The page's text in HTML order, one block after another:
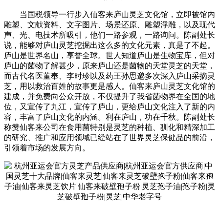
当国税领导一行步入仙客来庐山灵芝文化馆，立即被馆内
雕塑、文献资料、文字图片、场景还原、雕塑浮雕，以及现代
声、光、电技术所吸引，他们一路参观，一路询问。陈副处长
说，能够对庐山灵芝挖掘出这么多的文化元素，真是了不起。
庐山是世界名山，享誉全球。世人知道庐山是生物宝库，但对
庐山的菌物了解甚少，原来庐山还是菌物的天堂灵芝的天堂，
而古代名医董奉、李时珍以及药王孙思邈多次深入庐山采摘灵
芝，用以救治百姓的故事更是感人。仙客来庐山灵芝文化馆的
建成，并免费向公众开放，不仅提升了我省菌物界在全国的地
位，又宣传了九江，宣传了庐山，更给庐山文化注入了新的内
容，丰富了庐山文化的内涵。利在庐山，功在千秋。陈副处长
称赞仙客来公司在食用菌特别是灵芝的种植、驯化和精深加工
的研究、推广和应用领域已经站在了世界灵芝保健品的前沿，
引领着市场的发展方向。